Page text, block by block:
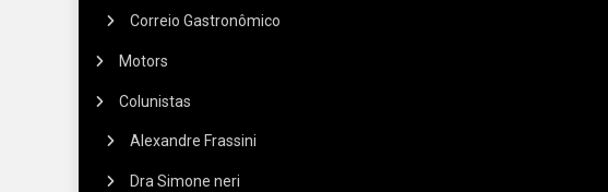
Correio Gastronômico
Motors
Colunistas
Alexandre Frassini
Dra Simone neri